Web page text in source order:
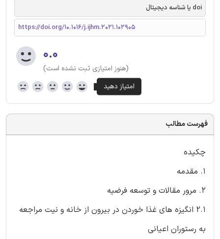
doi یا شناسه دیجیتال
https://doi.org/10.1016/j.ijhm.2021.102905
۰.۰
(هنوز امتیازی ثبت نشده است)
فهرست مطالب
چکیده
1. مقدمه
2. مرور مقالات و توسعه فرضیه
2.1 انگیزه ‌های غذا خوردن در بیرون از خانه و نیت مراجعه
به رستوران اعیانی